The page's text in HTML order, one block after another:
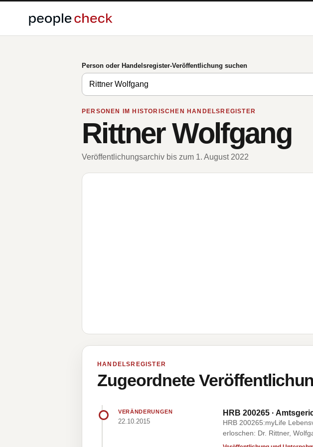
Person oder Handelsregister-Veröffentlichung suchen
PERSONEN IM HISTORISCHEN HANDELSREGISTER
Rittner Wolfgang
Veröffentlichungsarchiv bis zum 1. August 2022
HANDELSREGISTER
Zugeordnete
VERÄNDERUNGEN
22.10.2015
HRB 200265 ·
HRB 200265:myLife
erloschen: Dr. Rittner,